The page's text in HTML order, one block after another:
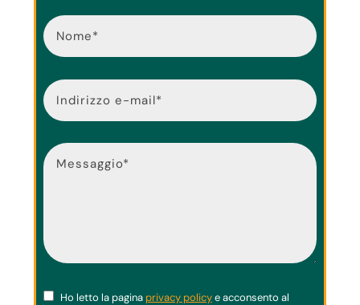
Ho letto la paginaprivacy policye acconsento al